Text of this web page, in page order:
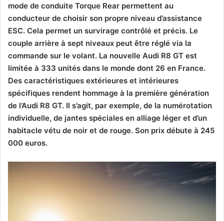
mode de conduite Torque Rear permettent au
conducteur de choisir son propre niveau d’assistance
ESC. Cela permet un survirage contrôlé et précis. Le
couple arrière à sept niveaux peut être réglé via la
commande sur le volant. La nouvelle Audi R8 GT est
limitée à 333 unités dans le monde dont 26 en France.
Des caractéristiques extérieures et intérieures
spécifiques rendent hommage à la première génération
de l’Audi R8 GT. Il s’agit, par exemple, de la numérotation
individuelle, de jantes spéciales en alliage léger et d’un
habitacle vétu de noir et de rouge. Son prix débute à 245
000 euros.